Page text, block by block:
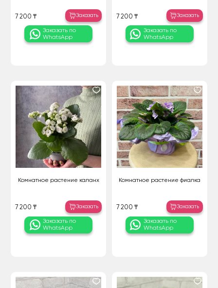
7 200 ₸ Заказать
Заказать по
WhatsApp
7 200 ₸ Заказать
Заказать по
WhatsApp
Комнатное растение каланх
7 200 ₸ Заказать
Заказать по
WhatsApp
Комнатное растение фиалка
7 200 ₸ Заказать
Заказать по
WhatsApp